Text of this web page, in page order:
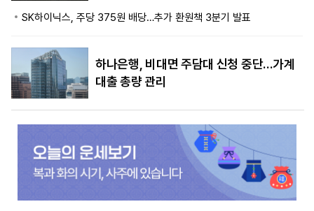
SK하이닉스, 주당 375원 배당…추가 환원책 3분기 발표
하나은행, 비대면 주담대 신청 중단…가계
대출 총량 관리